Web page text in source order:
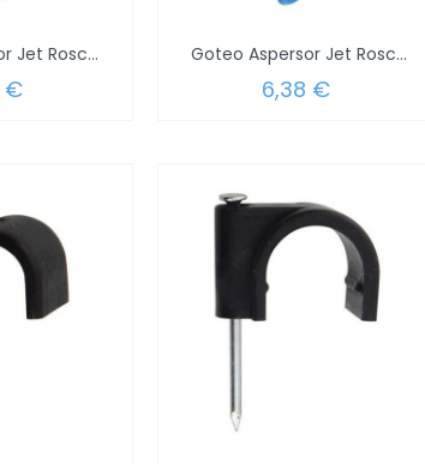
Goteo Aspersor Jet Roscado 360º (Blister...
€
Goteo Aspersor Jet Roscado 180º (Blister...
6,38 €